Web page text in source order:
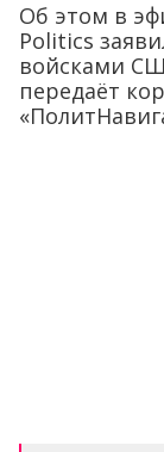
Об этом в
Politics
войсками
передаёт